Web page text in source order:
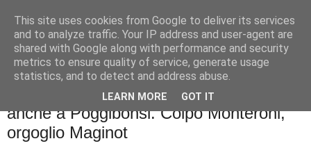
Palla al cerchio
mercoledì 26 marzo 2025
A tutta D! Asciano inarrestabile, colpo
anche a Poggibonsi. Colpo Monteroni,
orgoglio Maginot
This site uses cookies from Google to deliver its services
and to analyze traffic. Your IP address and user-agent are
shared with Google along with performance and security
metrics to ensure quality of service, generate usage
statistics, and to detect and address abuse.
LEARN MORE GOT IT